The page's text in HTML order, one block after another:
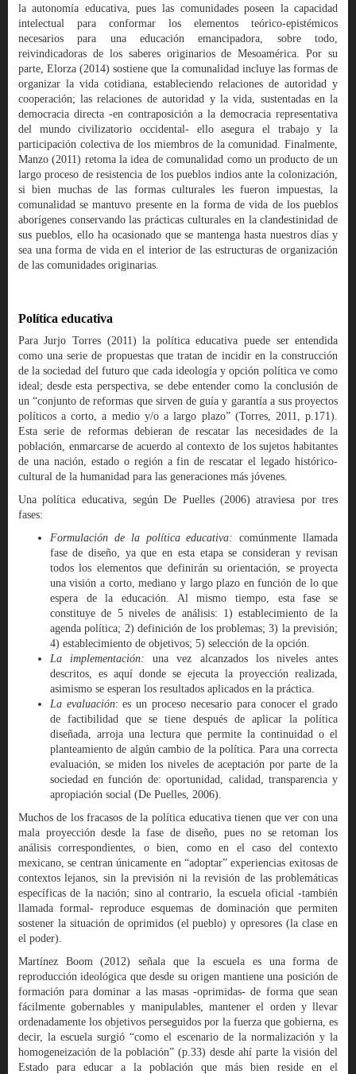
la autonomía educativa, pues las comunidades poseen la capacidad
intelectual para conformar los elementos teórico-epistémicos
necesarios para una educación emancipadora, sobre todo,
reivindicadoras de los saberes originarios de Mesoamérica. Por su
parte, Elorza (2014) sostiene que la comunalidad incluye las formas de
organizar la vida cotidiana, estableciendo relaciones de autoridad y
cooperación; las relaciones de autoridad y la vida, sustentadas en la
democracia directa -en contraposición a la democracia representativa
del mundo civilizatorio occidental- ello asegura el trabajo y la
participación colectiva de los miembros de la comunidad. Finalmente,
Manzo (2011) retoma la idea de comunalidad como un producto de un
largo proceso de resistencia de los pueblos indios ante la colonización,
si bien muchas de las formas culturales les fueron impuestas, la
comunalidad se mantuvo presente en la forma de vida de los pueblos
aborígenes conservando las prácticas culturales en la clandestinidad de
sus pueblos, ello ha ocasionado que se mantenga hasta nuestros días y
sea una forma de vida en el interior de las estructuras de organización
de las comunidades originarias.
Política educativa
Para Jurjo Torres (2011) la política educativa puede ser entendida
como una serie de propuestas que tratan de incidir en la construcción
de la sociedad del futuro que cada ideología y opción política ve como
ideal; desde esta perspectiva, se debe entender como la conclusión de
un “conjunto de reformas que sirven de guía y garantía a sus proyectos
políticos a corto, a medio y/o a largo plazo” (Torres, 2011, p.171).
Esta serie de reformas debieran de rescatar las necesidades de la
población, enmarcarse de acuerdo al contexto de los sujetos habitantes
de una nación, estado o región a fin de rescatar el legado histórico-
cultural de la humanidad para las generaciones más jóvenes.
Una política educativa, según De Puelles (2006) atraviesa por tres
fases:
Formulación de la política educativa: comúnmente llamada
fase de diseño, ya que en esta etapa se consideran y revisan
todos los elementos que definirán su orientación, se proyecta
una visión a corto, mediano y largo plazo en función de lo que
espera de la educación. Al mismo tiempo, esta fase se
constituye de 5 niveles de análisis: 1) establecimiento de la
agenda política; 2) definición de los problemas; 3) la previsión;
4) establecimiento de objetivos; 5) selección de la opción.
La implementación: una vez alcanzados los niveles antes
descritos, es aquí donde se ejecuta la proyección realizada,
asimismo se esperan los resultados aplicados en la práctica.
La evaluación: es un proceso necesario para conocer el grado
de factibilidad que se tiene después de aplicar la política
diseñada, arroja una lectura que permite la continuidad o el
planteamiento de algún cambio de la política. Para una correcta
evaluación, se miden los niveles de aceptación por parte de la
sociedad en función de: oportunidad, calidad, transparencia y
apropiación social (De Puelles, 2006).
Muchos de los fracasos de la política educativa tienen que ver con una
mala proyección desde la fase de diseño, pues no se retoman los
análisis correspondientes, o bien, como en el caso del contexto
mexicano, se centran únicamente en “adoptar” experiencias exitosas de
contextos lejanos, sin la previsión ni la revisión de las problemáticas
específicas de la nación; sino al contrario, la escuela oficial -también
llamada formal- reproduce esquemas de dominación que permiten
sostener la situación de oprimidos (el pueblo) y opresores (la clase en
el poder).
Martínez Boom (2012) señala que la escuela es una forma de
reproducción ideológica que desde su origen mantiene una posición de
formación para dominar a las masas -oprimidas- de forma que sean
fácilmente gobernables y manipulables, mantener el orden y llevar
ordenadamente los objetivos perseguidos por la fuerza que gobierna, es
decir, la escuela surgió “como el escenario de la normalización y la
homogeneización de la población” (p.33) desde ahí parte la visión del
Estado para educar a la población que más bien reside en el